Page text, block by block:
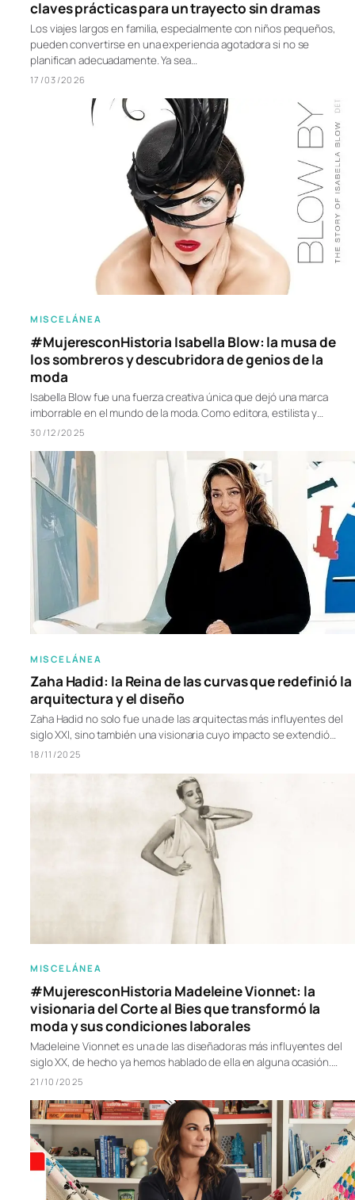
claves prácticas para un trayecto sin dramas
Los viajes largos en familia, especialmente con niños pequeños,
pueden convertirse en una experiencia agotadora si no se
planifican adecuadamente. Ya sea…
17/03/2026
MISCELÁNEA
#MujeresconHistoria Isabella Blow: la musa de
los sombreros y descubridora de genios de la
moda
Isabella Blow fue una fuerza creativa única que dejó una marca
imborrable en el mundo de la moda. Como editora, estilista y…
30/12/2025
MISCELÁNEA
Zaha Hadid: la Reina de las curvas que redefinió la
arquitectura y el diseño
Zaha Hadid no solo fue una de las arquitectas más influyentes del
siglo XXI, sino también una visionaria cuyo impacto se extendió…
18/11/2025
MISCELÁNEA
#MujeresconHistoria Madeleine Vionnet: la
visionaria del Corte al Bies que transformó la
moda y sus condiciones laborales
Madeleine Vionnet es una de las diseñadoras más influyentes del
siglo XX, de hecho ya hemos hablado de ella en alguna ocasión.…
21/10/2025